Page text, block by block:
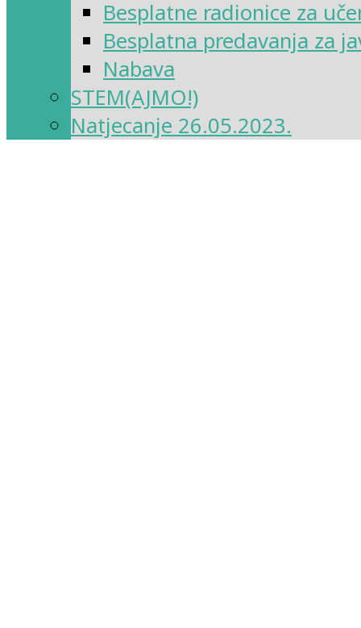
Besplatne radionice za
Besplatna predavanja za
Nabava
STEM(AJMO!)
Natjecanje 26.05.2023.